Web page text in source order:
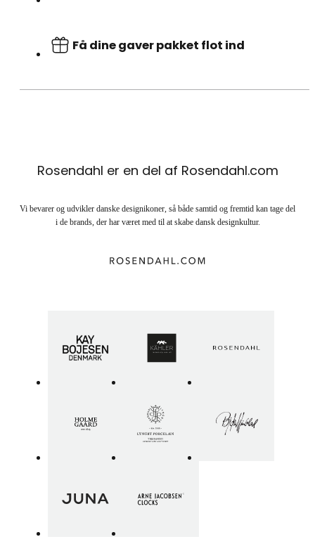
Få dine gaver pakket flot ind
Rosendahl er en del af Rosendahl.com
Vi bevarer og udvikler danske designikoner, så både samtid og fremtid kan tage del
i de brands, der har været med til at skabe dansk designkultur.